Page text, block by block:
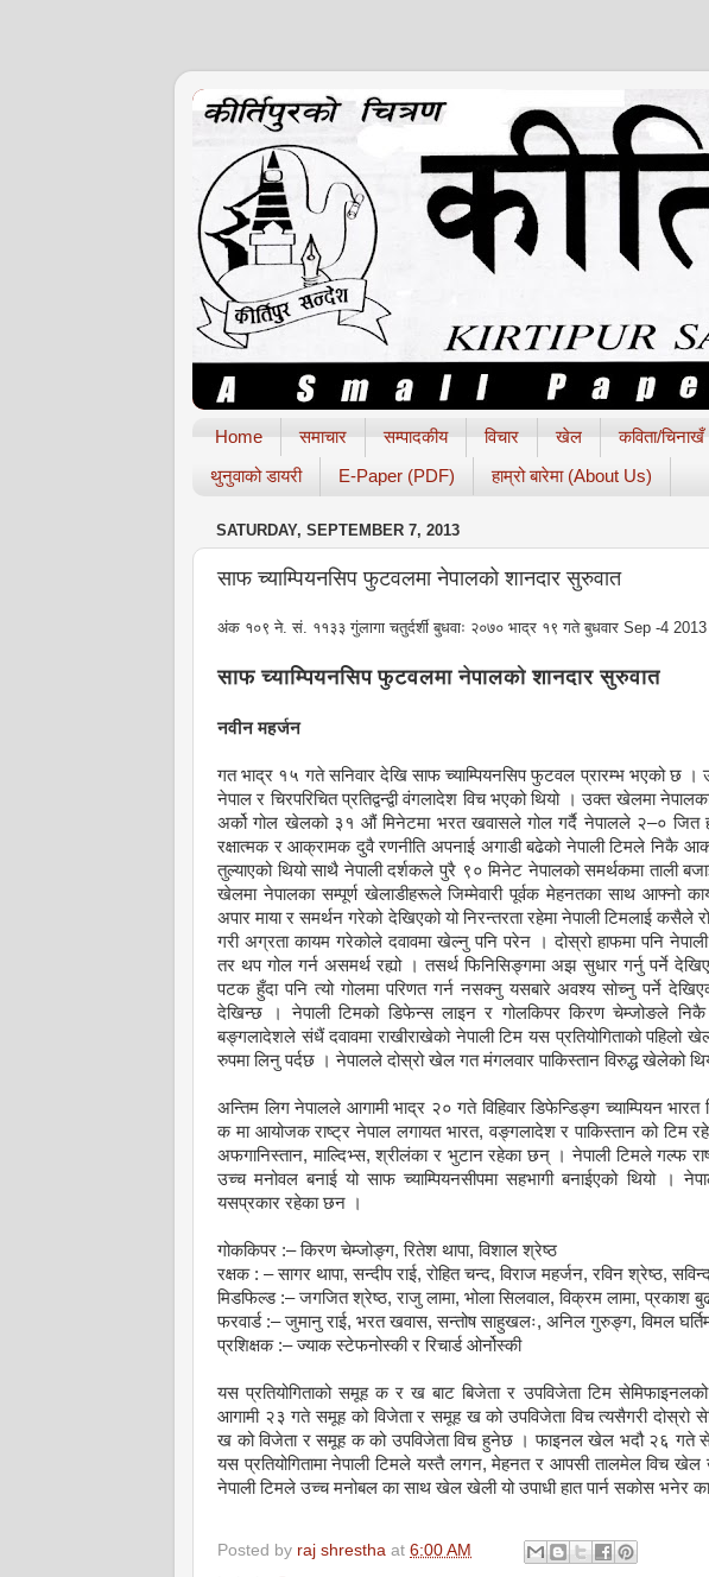
Home समाचार सम्पादकीय विचार खेल कविता/चिनाखँ
थुनुवाको डायरी
E-Paper (PDF) हाम्रो बारेमा (About Us)
SATURDAY, SEPTEMBER 7, 2013
साफ च्याम्पियनसिप फुटवलमा नेपालको शानदार सुरुवात
अंक १०९ ने. सं. ११३३ गुंलागा चतुर्दर्शी बुधवाः २०७० भाद्र १९ गते बुधवार Sep -4 2013
साफ च्याम्पियनसिप फुटवलमा नेपालको शानदार सुरुवात
नवीन महर्जन
गत भाद्र १५ गते सनिवार देखि साफ च्याम्पियनसिप फुटवल प्रारम्भ भएको
नेपाल र चिरपरिचित प्रतिद्वन्द्वी वंगलादेश विच भएको थियो । उक्त खेलमा
अर्को गोल खेलको ३१ औं मिनेटमा भरत खवासले गोल गर्दै नेपालले २–० जित
रक्षात्मक र आक्रामक दुवै रणनीति अपनाई अगाडी बढेको नेपाली टिमले निकै
तुल्याएको थियो साथै नेपाली दर्शकले पुरै ९० मिनेट नेपालको समर्थकमा ताली
खेलमा नेपालका सम्पूर्ण खेलाडीहरूले जिम्मेवारी पूर्वक मेहनतका साथ आफ्नो
अपार माया र समर्थन गरेको देखिएको यो निरन्तरता रहेमा नेपाली टिमलाई
गरी अग्रता कायम गरेकोले दवावमा खेल्नु पनि परेन । दोस्रो हाफमा पनि
तर थप गोल गर्न असमर्थ रह्यो । तसर्थ फिनिसिङ्गमा अझ सुधार गर्नु पर्ने
पटक हुँदा पनि त्यो गोलमा परिणत गर्न नसक्नु यसबारे अवश्य सोच्नु पर्ने
देखिन्छ । नेपाली टिमको डिफेन्स लाइन र गोलकिपर किरण चेम्जोङले
बङ्गलादेशले संधैं दवावमा राखीराखेको नेपाली टिम यस प्रतियोगिताको पहिलो
रुपमा लिनु पर्दछ । नेपालले दोस्रो खेल गत मंगलवार पाकिस्तान विरुद्ध खेलेको
अन्तिम लिग नेपालले आगामी भाद्र २० गते विहिवार डिफेन्डिङ्ग च्याम्पियन
क मा आयोजक राष्ट्र नेपाल लगायत भारत, वङ्गलादेश र पाकिस्तान को टिम
अफगानिस्तान, माल्दिभ्स, श्रीलंका र भुटान रहेका छन् । नेपाली टिमले गल्फ
उच्च मनोवल बनाई यो साफ च्याम्पियनसीपमा सहभागी बनाईएको थियो ।
यसप्रकार रहेका छन ।
गोककिपर :– किरण चेम्जोङ्ग, रितेश थापा, विशाल श्रेष्ठ
रक्षक : – सागर थापा, सन्दीप राई, रोहित चन्द, विराज महर्जन, रविन श्रेष्ठ,
मिडफिल्ड :– जगजित श्रेष्ठ, राजु लामा, भोला सिलवाल, विक्रम लामा, प्रकाश
फरवार्ड :– जुमानु राई, भरत खवास, सन्तोष साहुखलः, अनिल गुरुङ्ग, विमल
प्रशिक्षक :– ज्याक स्टेफनोस्की र रिचार्ड ओर्नोस्की
यस प्रतियोगिताको समूह क र ख बाट बिजेता र उपविजेता टिम
आगामी २३ गते समूह को विजेता र समूह ख को उपविजेता विच त्यसैगरी
ख को विजेता र समूह क को उपविजेता विच हुनेछ । फाइनल खेल भदौ २६ गते
यस प्रतियोगितामा नेपाली टिमले यस्तै लगन, मेहनत र आपसी तालमेल विच
नेपाली टिमले उच्च मनोबल का साथ खेल खेली यो उपाधी हात पार्न सकोस भनेर
Posted by raj shrestha at 6:00 AM